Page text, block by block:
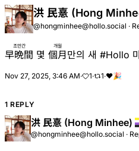
洪 民憙 (Hong
@hongminhee@hollo.social ·
早晩間
조만간
몇 個月
개월
만의 새 #Hollo
Nov 27, 2025, 3:46 AM· 1· 1·❤️🎉
1 REPLY
洪 民憙 (Hong Minhee)
@hongminhee@hollo.social ·